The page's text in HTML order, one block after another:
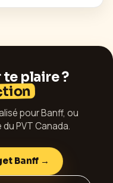
plaire ?
pourBanff, ou
PVTCanada.
Banff→